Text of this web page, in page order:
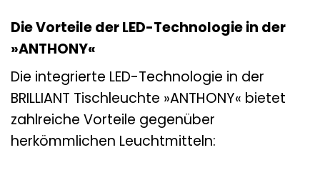
Die Vorteile der LED-Technologie in der
»ANTHONY«
Die integrierte LED-Technologie in der
BRILLIANT Tischleuchte »ANTHONY« bietet
zahlreiche Vorteile gegenüber
herkömmlichen Leuchtmitteln: